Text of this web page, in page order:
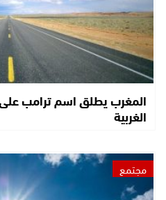
المغرب يطلق اسم ترامب
الغربية
مجتمع